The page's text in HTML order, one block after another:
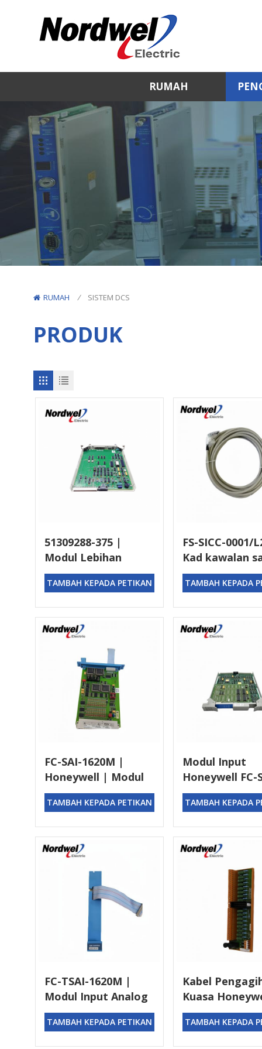
RUMAH
RUMAH / SISTEM DCS
PRODUK
51309288-375 |
Modul Lebihan
Honeywell
TAMBAH KEPADA PETIKAN
FS-SICC-0001/
Kad kawalan
tunggal
TAMBAH KEPADA
FC-SAI-1620M |
Honeywell | Modul
Sistem Pengurus
Keselamatan
TAMBAH KEPADA PETIKAN
Modul Input
Honeywell FC-
1608 Berkualiti
Terbaik 100%
TAMBAH KEPADA
FC-TSAI-1620M |
Modul Input Analog
Honeywell
TAMBAH KEPADA PETIKAN
Kabel
Kuasa
PDC-CPSET
TAMBAH KEPADA